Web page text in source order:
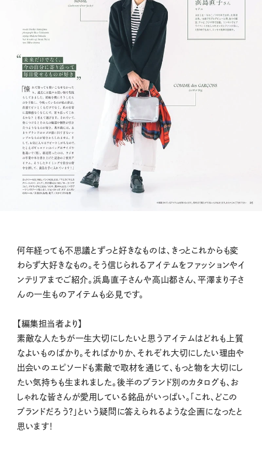
何年経っても不思議とずっと好きなものは、きっとこれからも変
わらず大好きなもの。そう信じられるアイテムをファッションやイ
ンテリアまでご紹介。浜島直子さんや高山都さん、平澤まり子さ
んの一生ものアイテムも必見です。
【編集担当者より】
素敵な人たちが一生大切にしたいと思うアイテムはどれも上質
なよいものばかり。そればかりか、それぞれ大切にしたい理由や
出会いのエピソードも素敵で取材を通じて、もっと物を大切にし
たい気持ちも生まれました。後半のブランド別のカタログも、お
しゃれな皆さんが愛用している銘品がいっぱい。「これ、どこの
ブランドだろう？」という疑問に答えられるような企画になったと
思います！